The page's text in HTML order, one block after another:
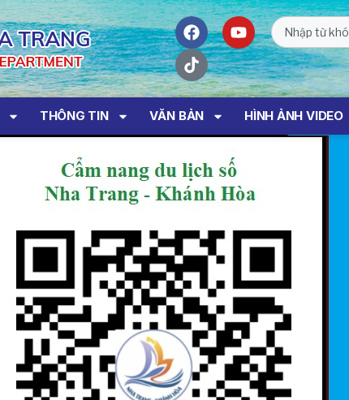
THÔNG TIN VĂN BẢN HÌNH ẢNH VIDEO